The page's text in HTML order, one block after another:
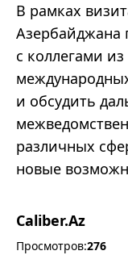
В рамках
Азербайджана
с коллегами
и обсудить
различных
новые
Caliber.Az
Просмотров:276